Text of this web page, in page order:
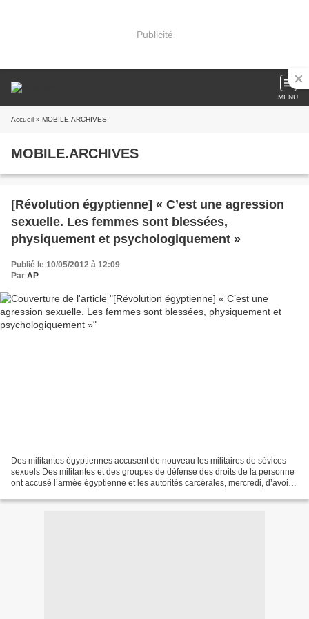
Publicité
MENU
Accueil » MOBILE.ARCHIVES
MOBILE.ARCHIVES
[Révolution égyptienne] « C’est une agression
sexuelle. Les femmes sont blessées,
physiquement et psychologiquement »
Publié le 10/05/2012 à 12:09
Par AP
Des militantes égyptiennes accusent de nouveau les militaires de sévices
sexuels Des militantes et des groupes de défense des droits de la personne
ont accusé l’armée égyptienne et les autorités carcérales, mercredi, d’avoir